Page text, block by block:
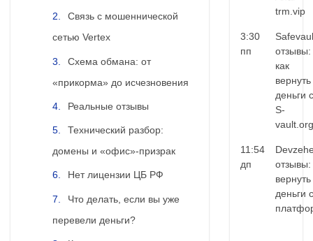
Связь с мошеннической
сетью Vertex
Схема обмана: от
«прикорма» до исчезновения
Реальные отзывы
Технический разбор:
домены и «офис»-призрак
Нет лицензии ЦБ РФ
Что делать, если вы уже
перевели деньги?
trm.vip
3:30
пп
отзывы:
как
вернуть
деньги с
S-
vault.org
11:54
дп
отзывы:
вернуть
деньги с